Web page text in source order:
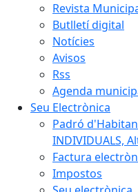
Revista
Butlletí digital
Notícies
Avisos
Rss
Agenda
Seu Electrònica
Padró
INDIVIDUALS,
Factura
Impostos